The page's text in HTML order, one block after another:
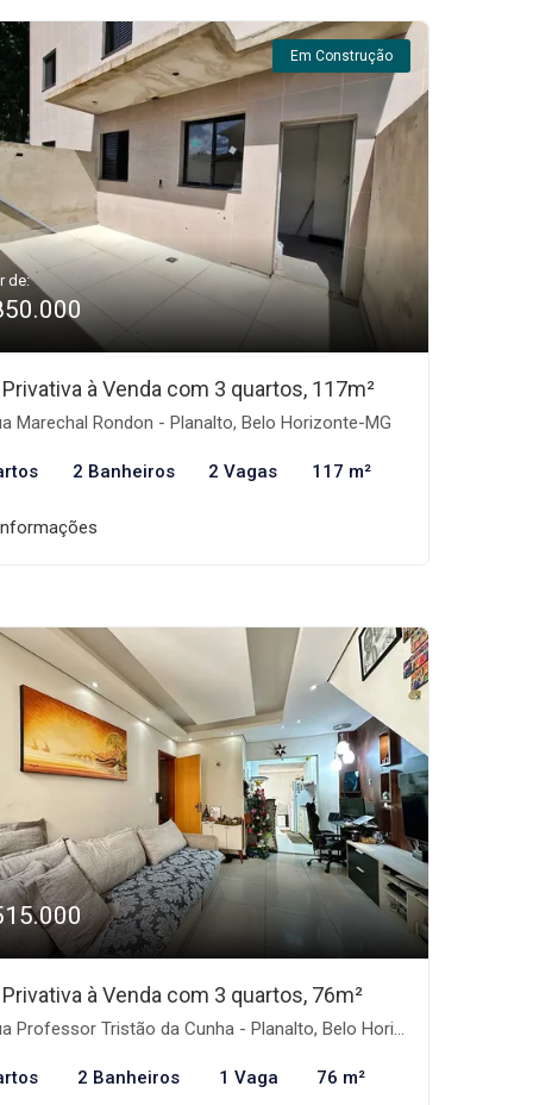
Em Construção
de:
à Venda com 3 quartos, 117m²
Marechal Rondon - Planalto, Belo Horizonte-MG
2 Banheiros 2 Vagas 117 m²
à Venda com 3 quartos, 76m²
Professor Tristão da Cunha - Planalto, Belo Horizonte-MG
2 Banheiros 1 Vaga 76 m²